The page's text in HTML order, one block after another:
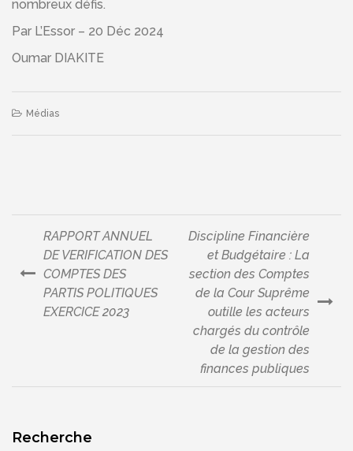
nombreux défis.
Par L’Essor – 20 Déc 2024
Oumar DIAKITE
Médias
Navigation
de
l’article
RAPPORT ANNUEL
DE VERIFICATION DES
COMPTES DES
PARTIS POLITIQUES
EXERCICE 2023
Discipline Financière
et Budgétaire : La
section des Comptes
de la Cour Suprême
outille les acteurs
chargés du contrôle
de la gestion des
finances publiques
Recherche